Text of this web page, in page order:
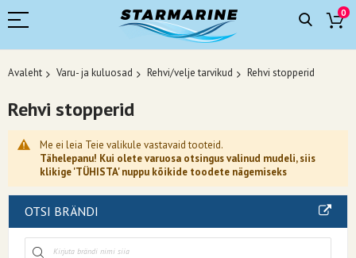
0
Avaleht Varu- ja kuluosad Rehvi/velje tarvikud Rehvi stopperid
Rehvi stopperid
Me ei leia Teie valikule vastavaid tooteid.
Tähelepanu! Kui olete varuosa otsingus valinud mudeli, siis
klikige 'TÜHISTA' nuppu kõikide toodete nägemiseks
OTSI BRÄNDI